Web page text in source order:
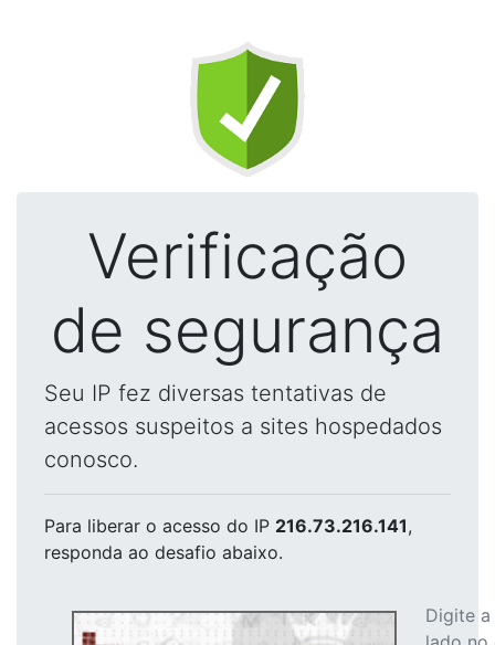
Verificação
de segurança
Seu IP fez diversas tentativas de
acessos suspeitos a sites hospedados
conosco.
Para liberar o acesso do IP 216.73.216.141,
responda ao desafio abaixo.
Digite